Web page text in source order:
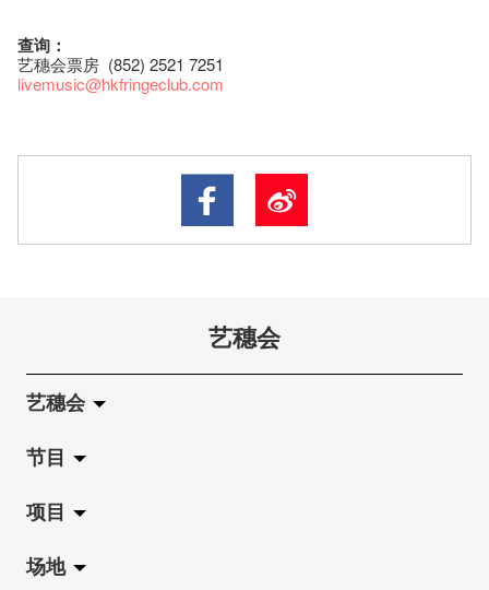
查询：
艺穗会票房 (852) 2521 7251
livemusic@hkfringeclub.com
艺穗会
艺穗会
关于艺穗会
艺穗会的演化
使命与宗旨
节目
拉阔
展览
项目
Jazz-Go-Central, Jazz-Go-Fringe
场地